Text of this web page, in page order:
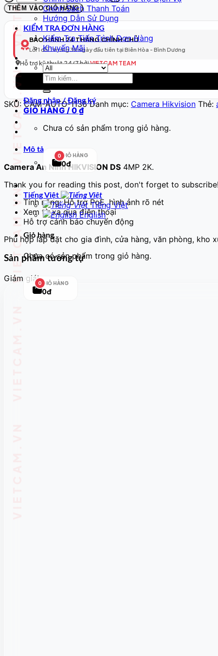
Chính Sách Thanh Toán
Hướng Dẫn Sử Dụng
KIỂM TRA ĐƠN HÀNG
Kiểm Tra Tiến Trình Đơn Hàng
Khuyến Mãi
Tìm
Đăng nhập / Đăng ký
GIỎ HÀNG / 0 ₫
Chưa có sản phẩm trong giỏ hàng.
0 GIỎ HÀNG
0đ
Tiếng Việt
Tiếng Việt
English
Giỏ hàng
Chưa có sản phẩm trong giỏ hàng.
0 GIỎ HÀNG
0đ
WiFi
Thông
Minh
Model
137
–
Full
HD
số
THÊM VÀO GIỎ HÀNG
BẢO HÀNH 24 THÁNG CHÍNH CHỦ
Lỗi 1 đổi 1 trong 30 ngày đầu tiên tại Biên Hòa - Bình Dương
Hỗ trợ kỹ thuật 24/7 bởiVIETCAM TEAM
SKU:CAM-AUTO-1136 Danh mục: Camera Hikvision Thẻ:
Mô tả
Camera An Ninh HIKVISION DS 4MP 2K.
Thank you for reading this post, don't forget to subscribe!
Tính năng: Hỗ trợ PoE, hình ảnh rõ nét
Xem từ xa qua điện thoại
Hỗ trợ cảnh báo chuyển động
Phù hợp lắp đặt cho gia đình, cửa hàng, văn phòng, kho
Sản phẩm tương tự
Giảm giá!